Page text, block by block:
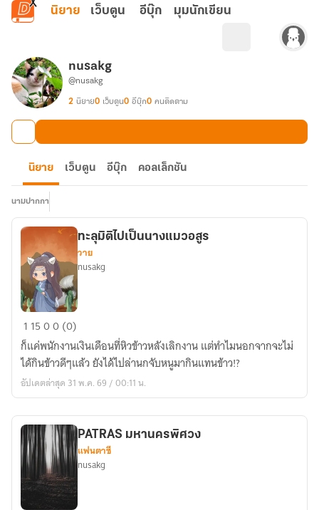
ข้ามไปยังเนื้อหาหลัก
นิยาย เว็บตูน อีบุ๊ก มุมนักเขียน
nusakg
@nusakg
2 นิยาย0 เว็บตูน0 อีบุ๊ก0 คนติดตาม
นิยาย เว็บตูน อีบุ๊ก คอลเล็กชัน
นามปากกา
ทะลุ
มิติ
ไป
เป็น
นาง
อสูร
ทะลุมิติไปเป็นนางแมวอสูร
วาย
nusakg
1 1500 (0)
ก็แค่พนักงานเงินเดือนที่หิวข้าวหลังเลิกงาน แต่ทำไมนอกจากจะไม่
ได้กินข้าวดีๆแล้ว ยังได้ไปล่านกจับหนูมากินแทนข้าว!?
อัปเดตล่าสุด 31 พ.ค. 69 / 00:11 น.
PATRAS มหานครพิศวง
แฟนตาซี
nusakg